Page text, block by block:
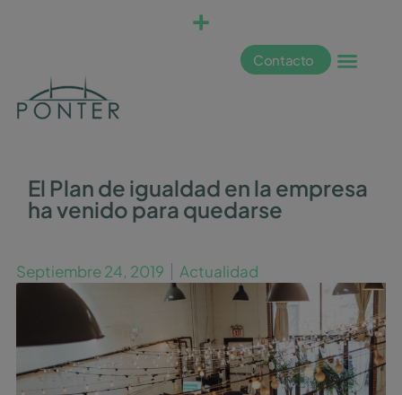
Contacto
El Plan de igualdad en la empresa
ha venido para quedarse
Septiembre 24, 2019 Actualidad